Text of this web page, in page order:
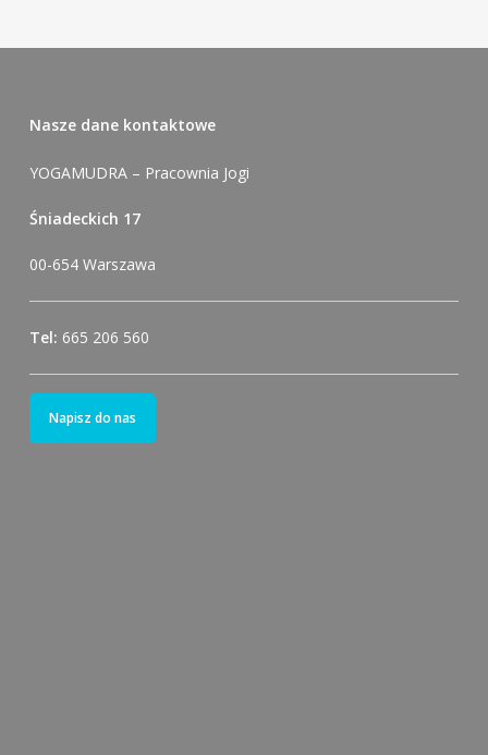
Nasze dane kontaktowe
YOGAMUDRA – Pracownia Jogi
Śniadeckich 17
00-654 Warszawa
Tel: 665 206 560
Napisz do nas